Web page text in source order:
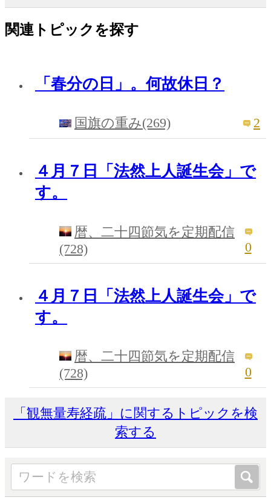
関連トピックを探す
「春分の日」。何故休日？
国旗の重み(269) 2
４月７日「法然上人誕生会」で
す。
暦、二十四節気を定期配信
(728)
0
４月７日「法然上人誕生会」で
す。
暦、二十四節気を定期配信
(728)
0
「観無量寿経疏」に関するトピックを検
索する